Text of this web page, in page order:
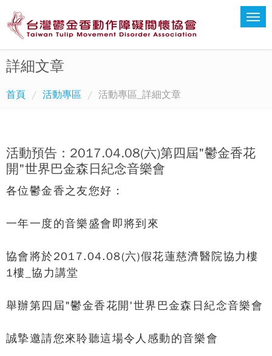
詳細文章
首頁 活動專區 活動專區_詳細文章
活動預告：2017.04.08(六)第四屆"鬱金香花
開"世界巴金森日紀念音樂會
各位鬱金香之友您好：
一年一度的音樂盛會即將到來
協會將於2017.04.08(六)假花蓮慈濟醫院協力樓
1樓_協力講堂
舉辦第四屆"鬱金香花開'世界巴金森日紀念音樂會
誠摯邀請您來聆聽這場令人感動的音樂會